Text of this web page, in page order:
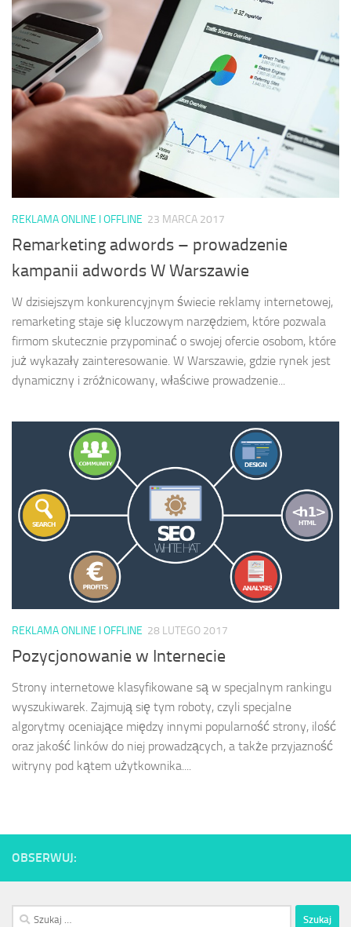
REKLAMA ONLINE I OFFLINE 23 MARCA 2017
Remarketing adwords – prowadzenie
kampanii adwords W Warszawie
W dzisiejszym konkurencyjnym świecie reklamy internetowej,
remarketing staje się kluczowym narzędziem, które pozwala
firmom skutecznie przypominać o swojej ofercie osobom, które
już wykazały zainteresowanie. W Warszawie, gdzie rynek jest
dynamiczny i zróżnicowany, właściwe prowadzenie...
REKLAMA ONLINE I OFFLINE 28 LUTEGO 2017
Pozycjonowanie w Internecie
Strony internetowe klasyfikowane są w specjalnym rankingu
wyszukiwarek. Zajmują się tym roboty, czyli specjalne
algorytmy oceniające między innymi popularność strony, ilość
oraz jakość linków do niej prowadzących, a także przyjazność
witryny pod kątem użytkownika....
OBSERWUJ:
Szukaj: